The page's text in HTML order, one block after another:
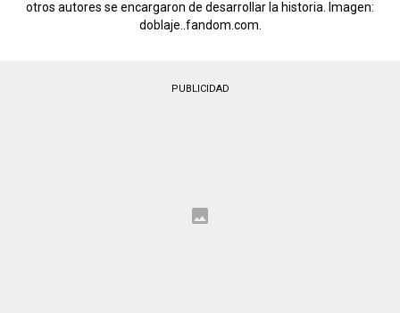
otros autores se encargaron de desarrollar la historia. Imagen:
doblaje..fandom.com.
PUBLICIDAD